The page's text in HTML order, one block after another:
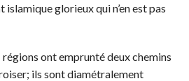
islamique glorieux qui n’en est pas
ont emprunté deux chemins
ils sont diamétralement